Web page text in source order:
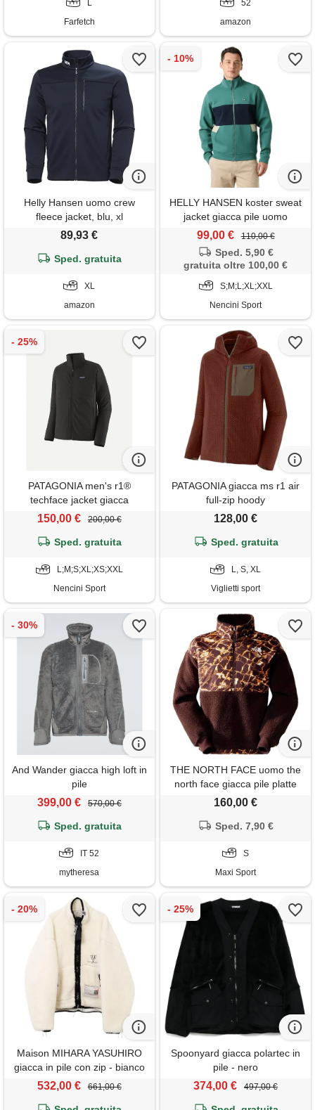
Farfetch
52
amazon
Helly Hansen uomo crew
fleece jacket, blu, xl
89,93 €
Sped. gratuita
XL
amazon
HELLY HANSEN koster sweat
jacket giacca pile uomo
99,00 € 110,00 €
Sped. 5,90 €
gratuita oltre 100,00 €
S;M;L;XL;XXL
Nencini Sport
PATAGONIA men's r1®
techface jacket giacca
outdoor uomo
150,00 € 200,00 €
Sped. gratuita
L;M;S;XL;XS;XXL
Nencini Sport
PATAGONIA giacca ms r1 air
full-zip hoody
128,00 €
Sped. gratuita
L, S, XL
Viglietti sport
And Wander giacca high loft in
pile
399,00 € 570,00 €
Sped. gratuita
IT 52
mytheresa
THE NORTH FACE uomo the
north face giacca pile platte
1/4zip
160,00 €
Sped. 7,90 €
S
Maxi Sport
Maison MIHARA YASUHIRO
giacca in pile con zip - bianco
532,00 € 661,00 €
Spoonyard giacca polartec in
pile - nero
374,00 € 497,00 €